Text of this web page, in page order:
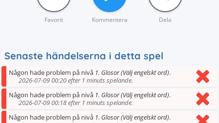
Favorit Kommentera Dela
Senaste händelserna i detta spel
Någon hade problem på nivå 1. Glosor (Välj engelskt ord).
2026-07-09 00:20 efter 1 minuts spelande.
Någon hade problem på nivå 1. Glosor (Välj engelskt ord).
2026-07-09 00:18 efter 1 minuts spelande.
Någon hade problem på nivå 1. Glosor (Välj engelskt ord).